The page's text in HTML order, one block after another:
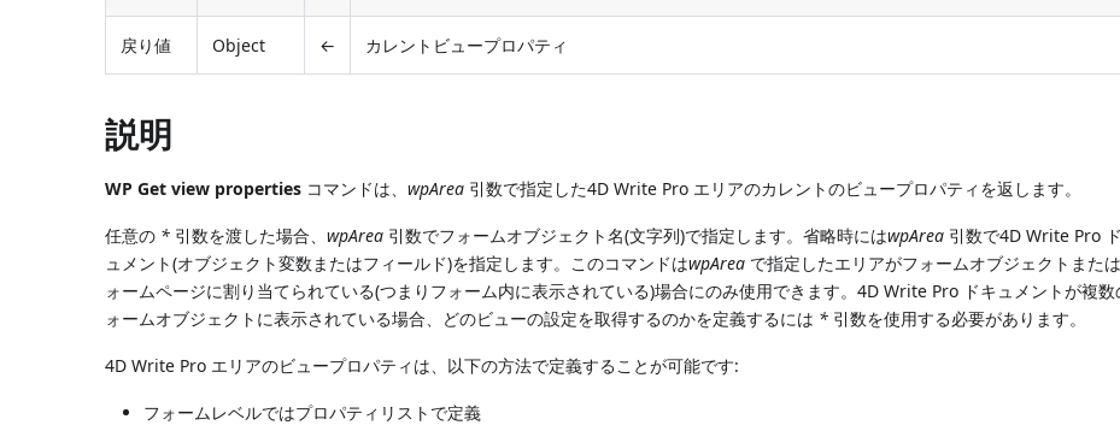
戻り値 Object ← カレントビュープロパティ
説明
WP Get view properties コマンドは、wpArea 引数で指定した4D Write Pro エリアのカレントのビュープロパティを返します。
任意の * 引数を渡した場合、wpArea 引数でフォームオブジェクト名(文字列)で指定します。省略時にはwpArea 引数で4D Write Pro
ュメント(オブジェクト変数またはフィールド)を指定します。このコマンドはwpArea で指定したエリアがフォームオブジェクトまた
ォームページに割り当てられている(つまりフォーム内に表示されている)場合にのみ使用できます。4D Write Pro ドキュメントが複数
ォームオブジェクトに表示されている場合、どのビューの設定を取得するのかを定義するには * 引数を使用する必要があります。
4D Write Pro エリアのビュープロパティは、以下の方法で定義することが可能です:
フォームレベルではプロパティリストで定義